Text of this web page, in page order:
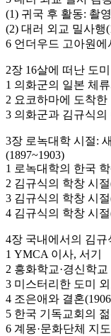
(1) 귀국 후 활동: 촬
(2) 대러 외교 밀사행
6 언더우드 고아원
2장 16살에 떠난 도
1 의화군의 일본 체
2 요코하마에 도착한
3 의화군과 김규식의
3장 로녹대학 시절:
(1897~1903)
1 로녹대학의 한국
2 김규식의 학창 시
3 김규식의 학창 시
4 김규식의 학창 시
4장 국내에서의 김규
1 YMCA 이사, 서기
2 흥화학교·경신학교
3 미스터리한 도미
4 조은애와 결혼
5 한국 기독교회의
6 계몽·문화단체 지